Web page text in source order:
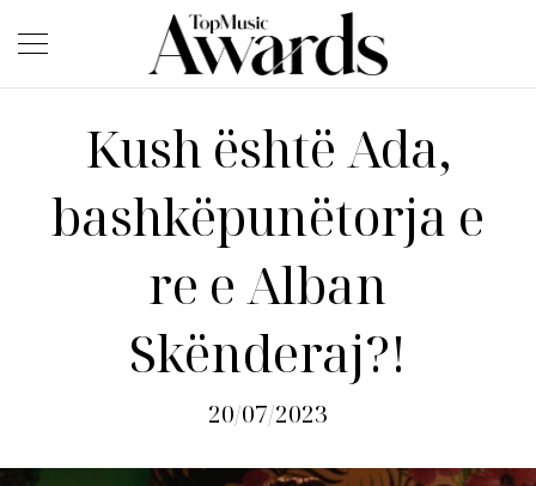
Kush është Ada,
bashkëpunëtorja e
re e Alban
Skënderaj?!
20/07/2023